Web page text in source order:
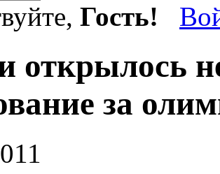
Гость!
открылось
за